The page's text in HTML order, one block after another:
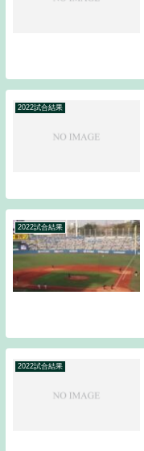
2022試合結果
2022試合結果
2022試合結果